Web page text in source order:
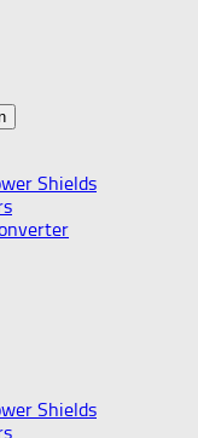
Shields
Shields